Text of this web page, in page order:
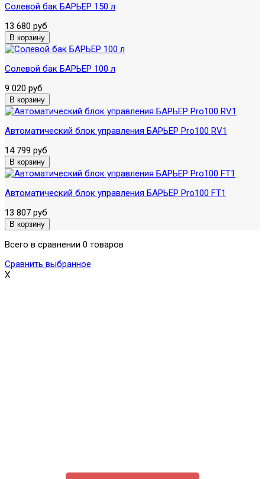
Солевой бак БАРЬЕР 150 л
13 680 руб
Солевой бак БАРЬЕР 100 л
9 020 руб
Автоматический блок управления БАРЬЕР Pro100 RV1
14 799 руб
Автоматический блок управления БАРЬЕР Pro100 FT1
13 807 руб
Всего в сравнении 0 товаров
Сравнить выбранное
X